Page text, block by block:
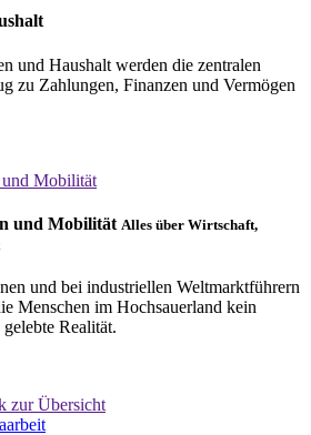
und Haushalt werden die zentralen
zu Zahlungen, Finanzen und Vermögen
Mobilität
und Mobilität Alles über Wirtschaft,
und bei industriellen Weltmarktführern
Menschen im Hochsauerland kein
Realität.
zur Übersicht